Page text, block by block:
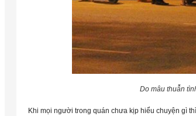
Do mâu thuẫn
Khi mọi người trong quán chưa kịp hiểu chuyện gì